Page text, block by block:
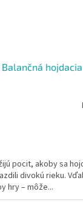
pocit, akoby sa
divokú rieku.
hry – môže...